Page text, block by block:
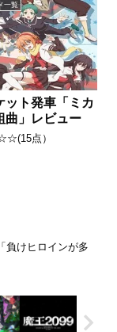
ミンゴが治めるドレ
入する。引用 -
一覧
ット発車「ミカ
曲」レビュー
点）
負けヒロインが多